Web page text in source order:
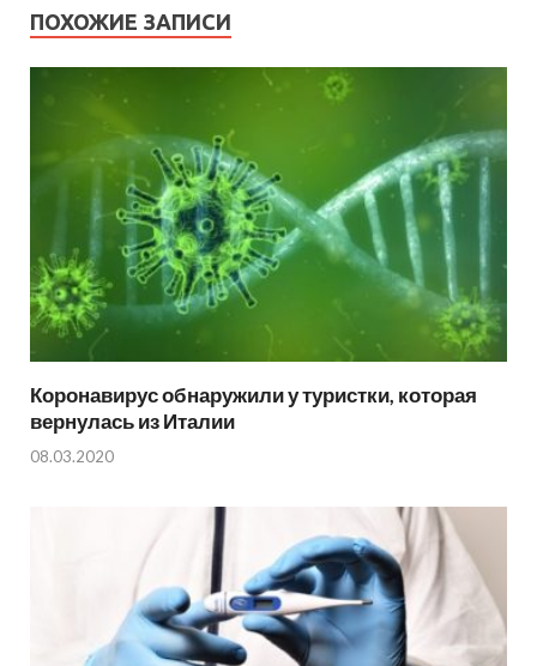
ПОХОЖИЕ ЗАПИСИ
Коронавирус обнаружили у туристки, которая
вернулась из Италии
08.03.2020